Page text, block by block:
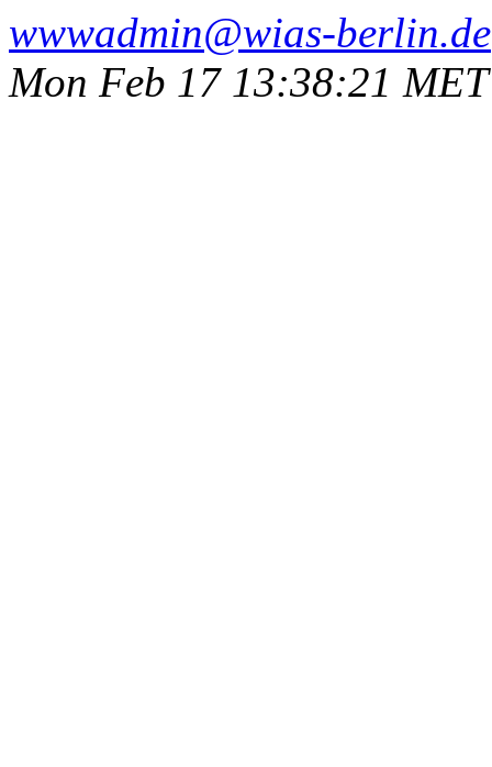
wwwadmin@wias-berlin.de
Mon Feb 17 13:38:21